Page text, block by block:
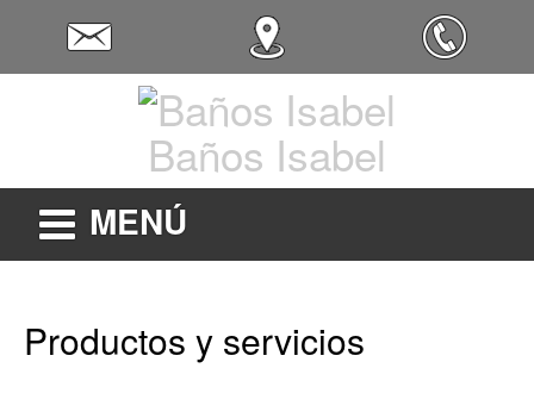
Baños Isabel
MENÚ
Productos y servicios